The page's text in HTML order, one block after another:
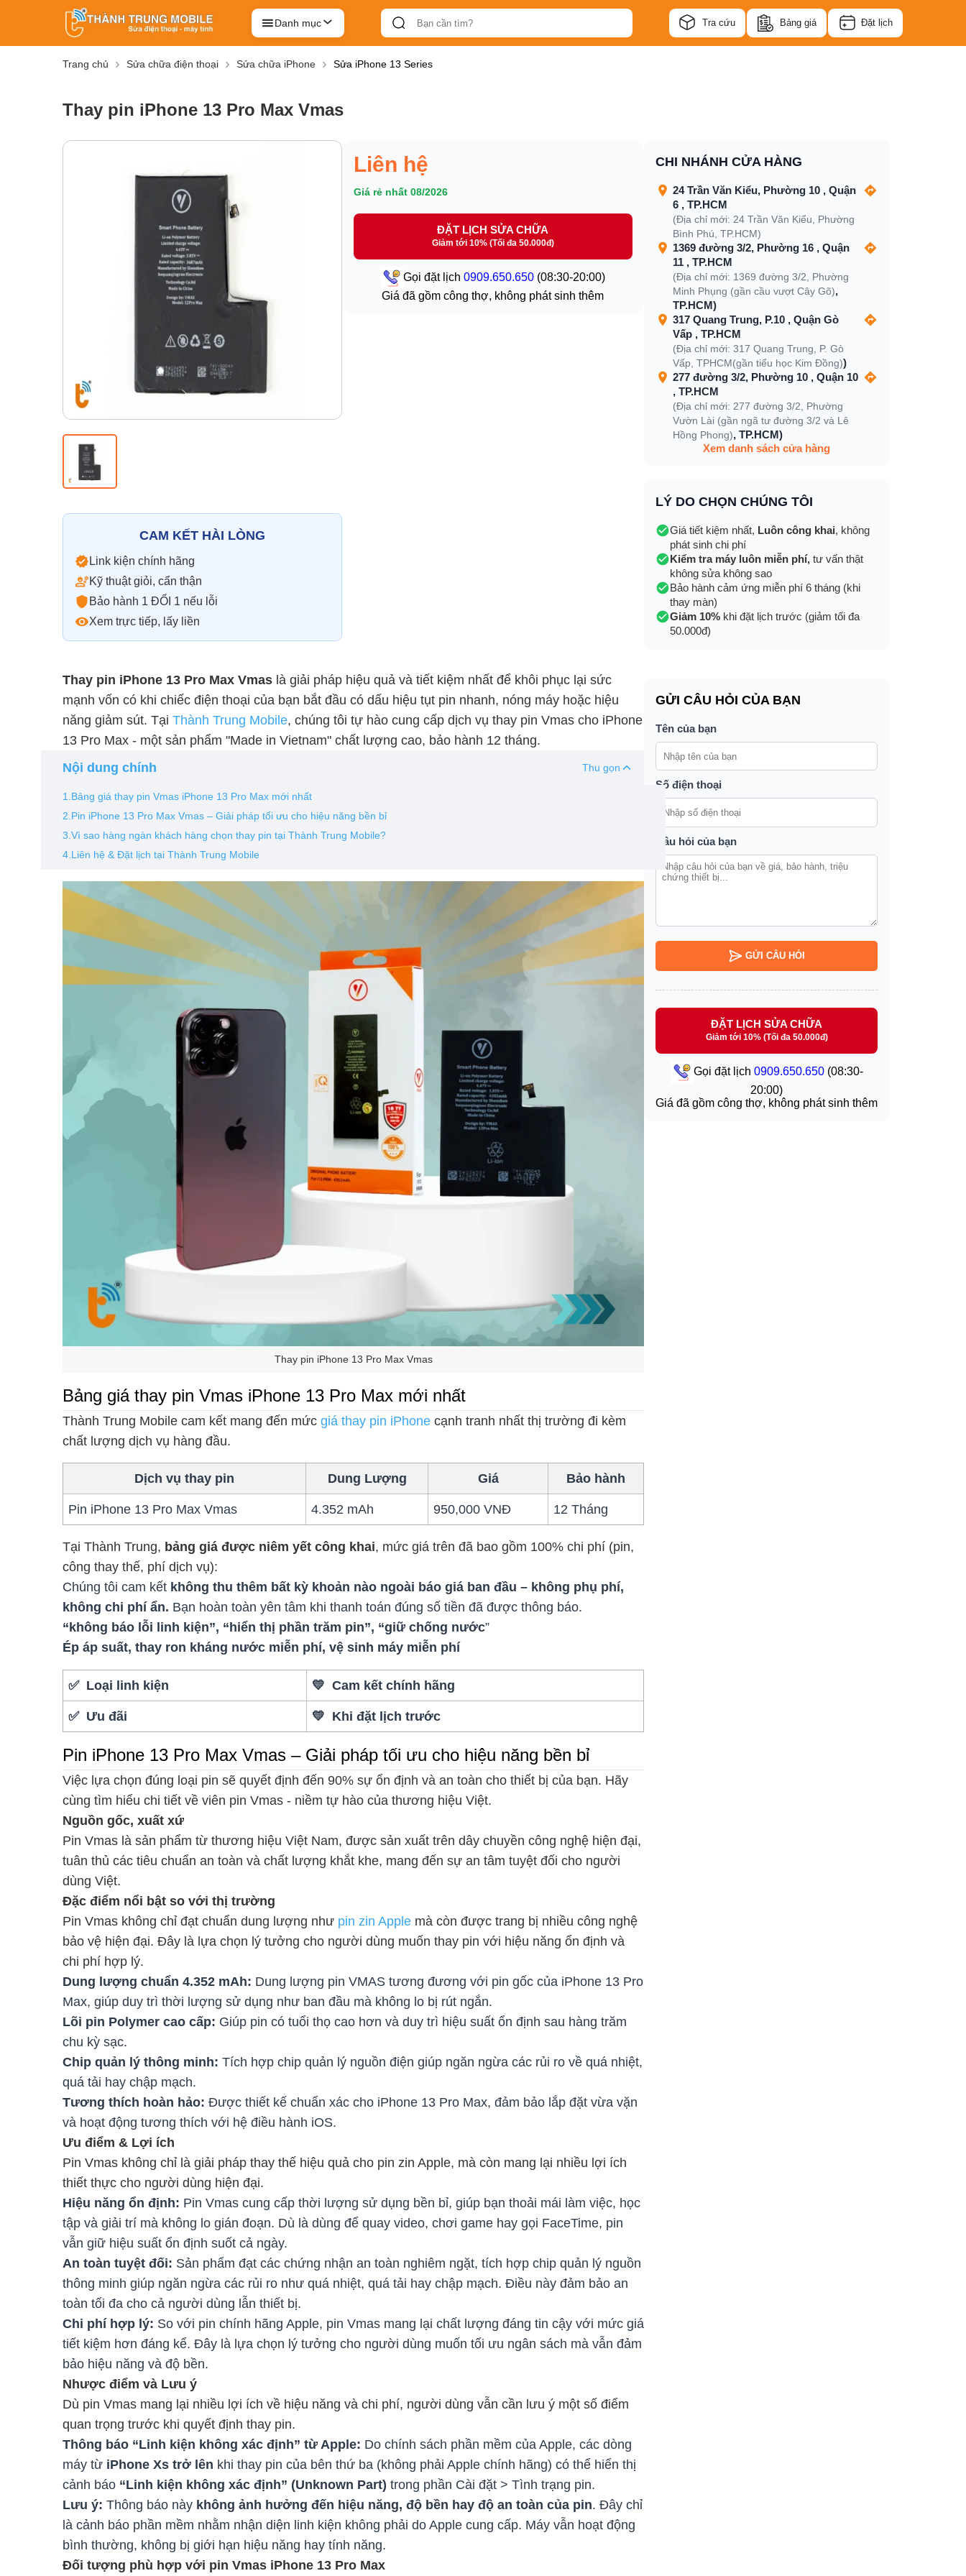
Danh mục Tra cứu Bảng giá Đặt lịch
Trang chủ Sửa chữa điện thoại Sửa chữa iPhone Sửa iPhone 13 Series
Thay pin iPhone 13 Pro Max Vmas
CAM KẾT HÀI LÒNG
Link kiện chính hãng
Kỹ thuật giỏi, cẩn thận
Bảo hành 1 ĐỔI 1 nếu lỗi
Xem trực tiếp, lấy liền
Liên hệ
Giá rẻ nhất 08/2026
ĐẶT LỊCH SỬA CHỮA
Giảm tới 10% (Tối đa 50.000đ)
Gọi đặt lịch0909.650.650 (08:30-20:00)
Giá đã gồm công thợ, không phát sinh thêm
Thay pin iPhone 13 Pro Max Vmas là giải pháp hiệu quả và tiết kiệm nhất để khôi phục lại sức
mạnh vốn có khi chiếc điện thoại của bạn bắt đầu có dấu hiệu tụt pin nhanh, nóng máy hoặc hiệu
năng giảm sút. Tại Thành Trung Mobile, chúng tôi tự hào cung cấp dịch vụ thay pin Vmas cho iPhone
13 Pro Max - một sản phẩm "Made in Vietnam" chất lượng cao, bảo hành 12 tháng.
Nội dung chính
Thu gọn
1.Bảng giá thay pin Vmas iPhone 13 Pro Max mới nhất
2.Pin iPhone 13 Pro Max Vmas – Giải pháp tối ưu cho hiệu năng bền bỉ
3.Vì sao hàng ngàn khách hàng chọn thay pin tại Thành Trung Mobile?
4.Liên hệ & Đặt lịch tại Thành Trung Mobile
Thay pin iPhone 13 Pro Max Vmas
Bảng giá thay pin Vmas iPhone 13 Pro Max mới nhất
Thành Trung Mobile cam kết mang đến mức giá thay pin iPhone cạnh tranh nhất thị trường đi kèm
chất lượng dịch vụ hàng đầu.
Dịch vụ thay pin Dung Lượng Giá Bảo hành
Pin iPhone 13 Pro Max Vmas 4.352 mAh 950,000 VNĐ 12 Tháng
Tại Thành Trung, bảng giá được niêm yết công khai, mức giá trên đã bao gồm 100% chi phí (pin,
công thay thế, phí dịch vụ):
Chúng tôi cam kết không thu thêm bất kỳ khoản nào ngoài báo giá ban đầu – không phụ phí,
không chi phí ẩn. Bạn hoàn toàn yên tâm khi thanh toán đúng số tiền đã được thông báo.
“không báo lỗi linh kiện”, “hiển thị phần trăm pin”, “giữ chống nước”
Ép áp suất, thay ron kháng nước miễn phí, vệ sinh máy miễn phí
✅ Loại linh kiện 💛 Cam kết chính hãng
✅ Ưu đãi 💛 Khi đặt lịch trước
Pin iPhone 13 Pro Max Vmas – Giải pháp tối ưu cho hiệu năng bền bỉ
Việc lựa chọn đúng loại pin sẽ quyết định đến 90% sự ổn định và an toàn cho thiết bị của bạn. Hãy
cùng tìm hiểu chi tiết về viên pin Vmas - niềm tự hào của thương hiệu Việt.
Nguồn gốc, xuất xứ
Pin Vmas là sản phẩm từ thương hiệu Việt Nam, được sản xuất trên dây chuyền công nghệ hiện đại,
tuân thủ các tiêu chuẩn an toàn và chất lượng khắt khe, mang đến sự an tâm tuyệt đối cho người
dùng Việt.
Đặc điểm nổi bật so với thị trường
Pin Vmas không chỉ đạt chuẩn dung lượng như pin zin Apple mà còn được trang bị nhiều công nghệ
bảo vệ hiện đại. Đây là lựa chọn lý tưởng cho người dùng muốn thay pin với hiệu năng ổn định và
chi phí hợp lý.
Dung lượng chuẩn 4.352 mAh: Dung lượng pin VMAS tương đương với pin gốc của iPhone 13 Pro
Max, giúp duy trì thời lượng sử dụng như ban đầu mà không lo bị rút ngắn.
Lõi pin Polymer cao cấp: Giúp pin có tuổi thọ cao hơn và duy trì hiệu suất ổn định sau hàng trăm
chu kỳ sạc.
Chip quản lý thông minh: Tích hợp chip quản lý nguồn điện giúp ngăn ngừa các rủi ro về quá nhiệt,
quá tải hay chập mạch.
Tương thích hoàn hảo: Được thiết kế chuẩn xác cho iPhone 13 Pro Max, đảm bảo lắp đặt vừa vặn
và hoạt động tương thích với hệ điều hành iOS.
Ưu điểm & Lợi ích
Pin Vmas không chỉ là giải pháp thay thế hiệu quả cho pin zin Apple, mà còn mang lại nhiều lợi ích
thiết thực cho người dùng hiện đại.
Hiệu năng ổn định: Pin Vmas cung cấp thời lượng sử dụng bền bỉ, giúp bạn thoải mái làm việc, học
tập và giải trí mà không lo gián đoạn. Dù là dùng để quay video, chơi game hay gọi FaceTime, pin
vẫn giữ hiệu suất ổn định suốt cả ngày.
An toàn tuyệt đối: Sản phẩm đạt các chứng nhận an toàn nghiêm ngặt, tích hợp chip quản lý nguồn
thông minh giúp ngăn ngừa các rủi ro như quá nhiệt, quá tải hay chập mạch. Điều này đảm bảo an
toàn tối đa cho cả người dùng lẫn thiết bị.
Chi phí hợp lý: So với pin chính hãng Apple, pin Vmas mang lại chất lượng đáng tin cậy với mức giá
tiết kiệm hơn đáng kể. Đây là lựa chọn lý tưởng cho người dùng muốn tối ưu ngân sách mà vẫn đảm
bảo hiệu năng và độ bền.
Nhược điểm và Lưu ý
Dù pin Vmas mang lại nhiều lợi ích về hiệu năng và chi phí, người dùng vẫn cần lưu ý một số điểm
quan trọng trước khi quyết định thay pin.
Thông báo “Linh kiện không xác định” từ Apple: Do chính sách phần mềm của Apple, các dòng
máy từ iPhone Xs trở lên khi thay pin của bên thứ ba (không phải Apple chính hãng) có thể hiển thị
cảnh báo “Linh kiện không xác định” (Unknown Part) trong phần Cài đặt > Tình trạng pin.
Lưu ý: Thông báo này không ảnh hưởng đến hiệu năng, độ bền hay độ an toàn của pin. Đây chỉ
là cảnh báo phần mềm nhằm nhận diện linh kiện không phải do Apple cung cấp. Máy vẫn hoạt động
bình thường, không bị giới hạn hiệu năng hay tính năng.
Đối tượng phù hợp với pin Vmas iPhone 13 Pro Max
CHI NHÁNH CỬA HÀNG
24 Trần Văn Kiểu, Phường 10 , Quận
6 , TP.HCM
(Địa chỉ mới: 24 Trần Văn Kiểu, Phường
Bình Phú, TP.HCM)
1369 đường 3/2, Phường 16 , Quận
11 , TP.HCM
(Địa chỉ mới: 1369 đường 3/2, Phường
Minh Phụng (gần cầu vượt Cây Gõ),
TP.HCM)
317 Quang Trung, P.10 , Quận Gò
Vấp , TP.HCM
(Địa chỉ mới: 317 Quang Trung, P. Gò
Vấp, TPHCM(gần tiểu học Kim Đồng))
277 đường 3/2, Phường 10 , Quận 10
, TP.HCM
(Địa chỉ mới: 277 đường 3/2, Phường
Vườn Lài (gần ngã tư đường 3/2 và Lê
Hồng Phong), TP.HCM)
Xem danh sách cửa hàng
LÝ DO CHỌN CHÚNG TÔI
Giá tiết kiệm nhất, Luôn công khai, không
phát sinh chi phí
Kiểm tra máy luôn miễn phí, tư vấn thật
không sửa không sao
Bảo hành cảm ứng miễn phí 6 tháng (khi
thay màn)
Giảm 10% khi đặt lịch trước (giảm tối đa
50.000đ)
GỬI CÂU HỎI CỦA BẠN
Tên của bạn
Số điện thoại
Câu hỏi của bạn
GỬI CÂU HỎI
ĐẶT LỊCH SỬA CHỮA
Giảm tới 10% (Tối đa 50.000đ)
Gọi đặt lịch 0909.650.650(08:30-
20:00)
Giá đã gồm công thợ, không phát sinh thêm